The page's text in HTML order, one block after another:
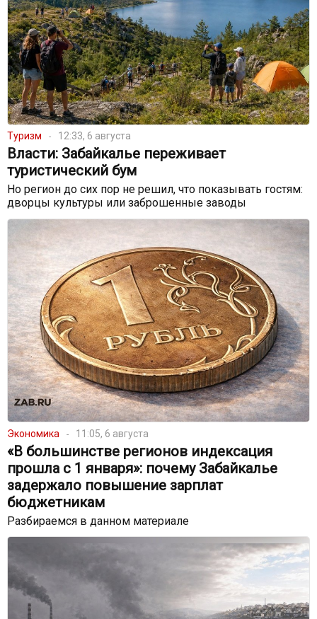
Туризм 12:33, 6 августа
Власти: Забайкалье переживает
туристический бум
Но регион до сих пор не решил, что показывать гостям:
дворцы культуры или заброшенные заводы
Экономика 11:05, 6 августа
«В большинстве регионов индексация
прошла с 1 января»: почему Забайкалье
задержало повышение зарплат
бюджетникам
Разбираемся в данном материале